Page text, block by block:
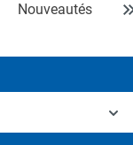
Nouveautés